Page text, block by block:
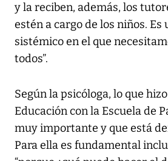
y la reciben, además, los
estén a cargo de los niños. Es
sistémico en el que
todos”.
Según la psicóloga, lo que
Educación con la Escuela de
muy importante y que está
Para ella es fundamental